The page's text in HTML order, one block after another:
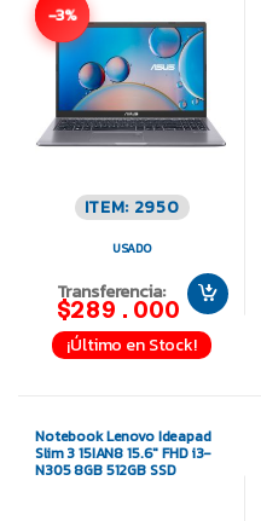
-3%
ITEM: 2950
USADO
Transferencia:
$289.000
¡Último en Stock!
Notebook Lenovo Ideapad
Slim 3 15IAN8 15.6″ FHD i3-
N305 8GB 512GB SSD